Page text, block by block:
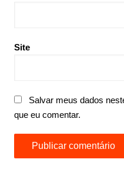
Site
Salvar meus dados
que eu comentar.